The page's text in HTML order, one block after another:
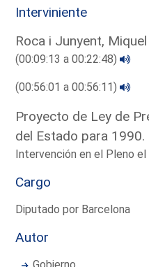
Interviniente
Roca i Junyent, Miquel
(00:09:13 a 00:22:48)
(00:56:01 a 00:56:11)
Proyecto de Ley de
del Estado para 1990.
Intervención en el Pleno
Cargo
Diputado por Barcelona
Autor
Gobierno